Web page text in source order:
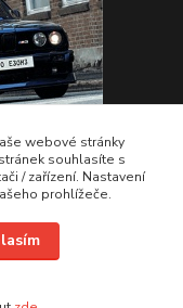
webové stránky
souhlasíte s
/ zařízení. Nastavení
prohlížeče.